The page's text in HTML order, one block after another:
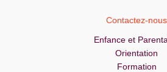
Contactez-nous
Enfance et
Orientation
Formation